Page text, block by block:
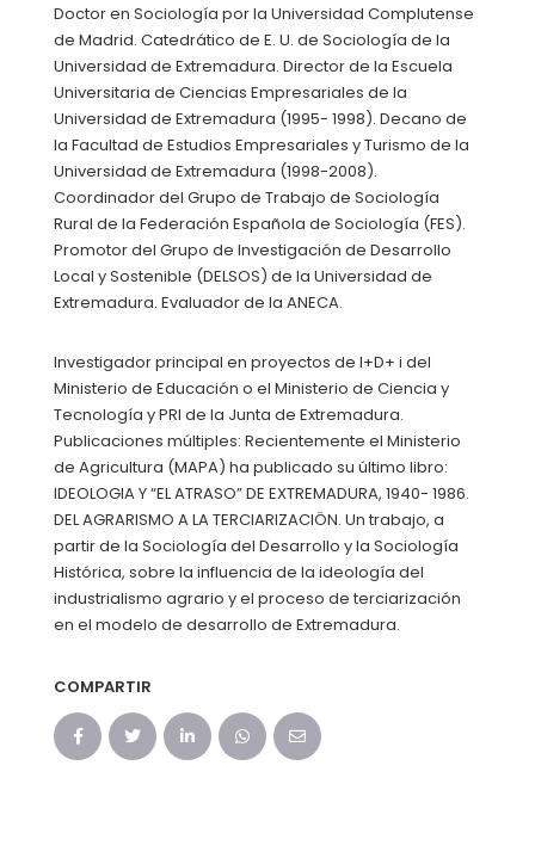
Doctor en Sociología por la Universidad Complutense
de Madrid. Catedrático de E. U. de Sociología de la
Universidad de Extremadura. Director de la Escuela
Universitaria de Ciencias Empresariales de la
Universidad de Extremadura (1995- 1998). Decano de
la Facultad de Estudios Empresariales y Turismo de la
Universidad de Extremadura (1998-2008).
Coordinador del Grupo de Trabajo de Sociología
Rural de la Federación Española de Sociología (FES).
Promotor del Grupo de Investigación de Desarrollo
Local y Sostenible (DELSOS) de la Universidad de
Extremadura. Evaluador de la ANECA.
Investigador principal en proyectos de I+D+ i del
Ministerio de Educación o el Ministerio de Ciencia y
Tecnología y PRI de la Junta de Extremadura.
Publicaciones múltiples: Recientemente el Ministerio
de Agricultura (MAPA) ha publicado su último libro:
IDEOLOGIA Y “EL ATRASO” DE EXTREMADURA, 1940- 1986.
DEL AGRARISMO A LA TERCIARIZACIÖN. Un trabajo, a
partir de la Sociología del Desarrollo y la Sociología
Histórica, sobre la influencia de la ideología del
industrialismo agrario y el proceso de terciarización
en el modelo de desarrollo de Extremadura.
COMPARTIR